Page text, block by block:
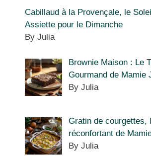
Cabillaud à la Provençale, le
Assiette pour le Dimanche
By Julia
Brownie Maison : Le
Gourmand de Mamie
By Julia
Gratin de courgettes,
réconfortant de
By Julia